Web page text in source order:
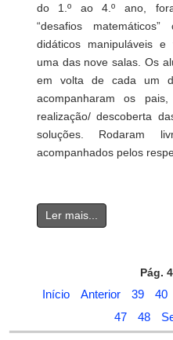
do 1.º ao 4.º ano,
“desafios
didáticos manipuláveis
uma das nove salas. Os
em volta de cada um
acompanharam os
realização/ descoberta
soluções. Rodaram
acompanhados pelos
Ler mais...
Pág.
Início Anterior 39 40
47
48